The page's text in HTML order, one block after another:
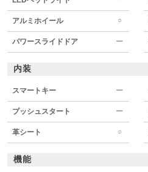
アルミホイール ○
パワースライドドア ー
内装
スマートキー ー
プッシュスタート ー
革シート ○
機能